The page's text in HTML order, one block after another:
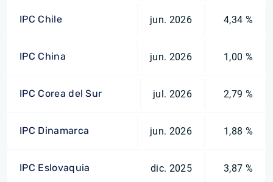
IPC Chile jun. 2026 4,34 %
IPC China jun. 2026 1,00 %
IPC Corea del Sur jul. 2026 2,79 %
IPC Dinamarca jun. 2026 1,88 %
IPC Eslovaquia dic. 2025 3,87 %